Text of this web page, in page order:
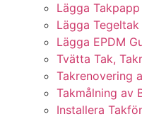
Lägga Takpapp
Lägga Tegeltak
Lägga EPDM
Tvätta Tak,
Takrenovering
Takmålning av
Installera